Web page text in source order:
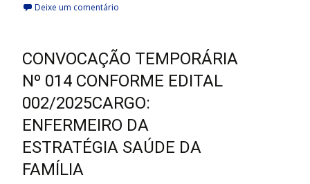
Deixe um comentário
CONVOCAÇÃO TEMPORÁRIA
Nº 014 CONFORME EDITAL
002/2025CARGO:
ENFERMEIRO DA
ESTRATÉGIA SAÚDE DA
FAMÍLIA